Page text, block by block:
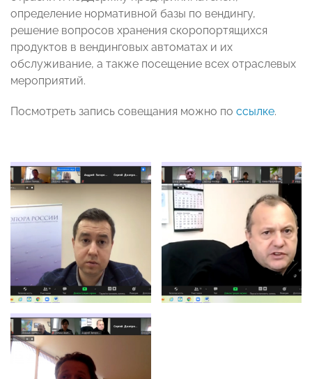
определение нормативной базы по вендингу,
решение вопросов хранения скоропортящихся
продуктов в вендинговых автоматах и их
обслуживание, а также посещение всех отраслевых
мероприятий.
Посмотреть запись совещания можно по ссылке.